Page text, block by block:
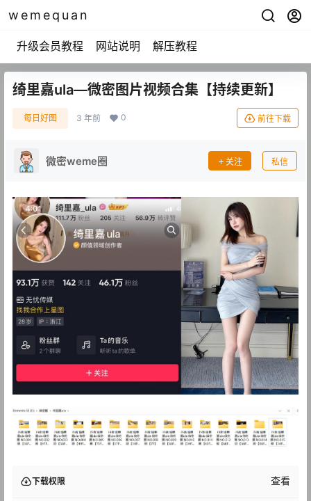
wemequan
升级会员教程 网站说明 解压教程
绮里嘉ula—微密图片视频合集【持续更新】
每日好图 3 年前 0 前往下载
微密weme圈 关注 私信
下载权限 查看